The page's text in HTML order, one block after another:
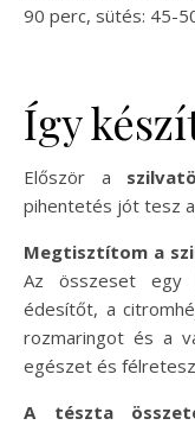
90 perc, sütés: 45-
Így
Először a
pihentetés jót tesz
Megtisztítom a
Az összeset egy
édesítőt, a
rozmaringot és a
egészet és
A tészta